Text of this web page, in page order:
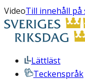
VideoTill innehåll på
Lättläst
Teckenspråk